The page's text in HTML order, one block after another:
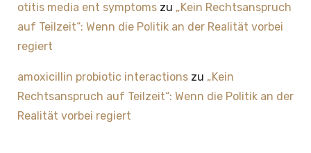
otitis media ent symptomszu „Kein Rechtsanspruch
auf Teilzeit“: Wenn die Politik an der Realität vorbei
regiert
amoxicillin probiotic interactionszu „Kein
Rechtsanspruch auf Teilzeit“: Wenn die Politik an der
Realität vorbei regiert